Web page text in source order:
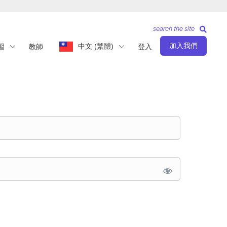
教師 中文 (繁體) 登入 加入我們
search the site